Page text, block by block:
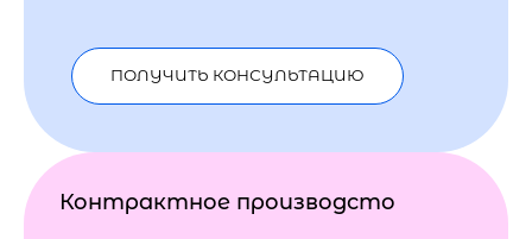
ПОЛУЧИТЬ КОНСУЛЬТАЦИЮ
Контрактное производсто